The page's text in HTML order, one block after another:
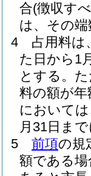
合(徴収す
は、その
4
占用料は
た日から1
とする。
料の額が
において
月31日ま
5
前項の規
額である